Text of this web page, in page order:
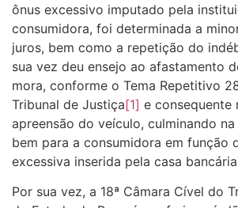
ônus excessivo imputado pela
consumidora, foi determinada a
juros, bem como a repetição do
sua vez deu ensejo ao afastamento
mora, conforme o Tema Repetitivo
Tribunal de Justiça[1] e consequente
apreensão do veículo, culminando
bem para a consumidora em função
excessiva inserida pela casa
Por sua vez, a 18ª Câmara Cível do